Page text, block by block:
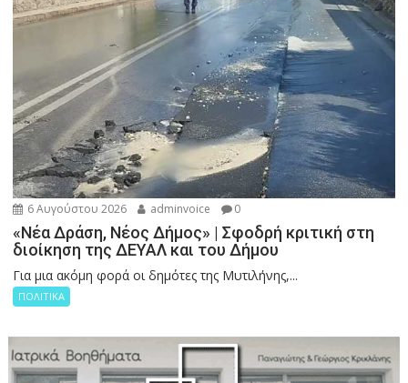
6 Αυγούστου 2026 adminvoice 0
«Νέα Δράση, Νέος Δήμος» | Σφοδρή κριτική στη
διοίκηση της ΔΕΥΑΛ και του Δήμου
Για μια ακόμη φορά οι δημότες της Μυτιλήνης,...
ΠΟΛΙΤΙΚΑ